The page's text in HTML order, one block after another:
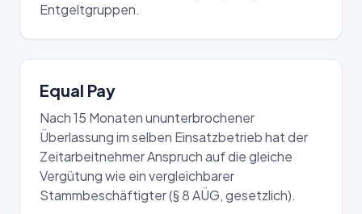
Entgeltgruppen.
Equal Pay
Nach 15 Monaten ununterbrochener
Überlassung im selben Einsatzbetrieb hat der
Zeitarbeitnehmer Anspruch auf die gleiche
Vergütung wie ein vergleichbarer
Stammbeschäftigter (§ 8 AÜG, gesetzlich).